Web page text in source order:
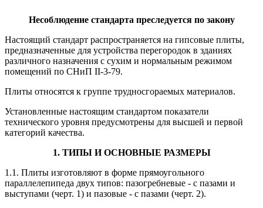
Несоблюдение стандарта преследуется по закону
Настоящий стандарт распространяется на гипсовые плиты,
предназначенные для устройства перегородок в зданиях
различного назначения с сухим и нормальным режимом
помещений по СНиП II-3-79.
Плиты относятся к группе трудносгораемых материалов.
Установленные настоящим стандартом показатели
технического уровня предусмотрены для высшей и первой
категорий качества.
1. ТИПЫ И ОСНОВНЫЕ РАЗМЕРЫ
1.1. Плиты изготовляют в форме прямоугольного
параллелепипеда двух типов: пазогребневые - с пазами и
выступами (черт. 1) и пазовые - с пазами (черт. 2).